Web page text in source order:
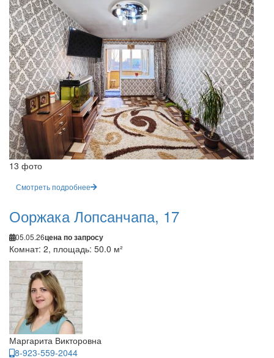
13 фото
Смотреть подробнее
Ооржака Лопсанчапа, 17
05.05.26цена по запросу
Комнат: 2, площадь: 50.0 м²
Маргарита Викторовна
8-923-559-2044